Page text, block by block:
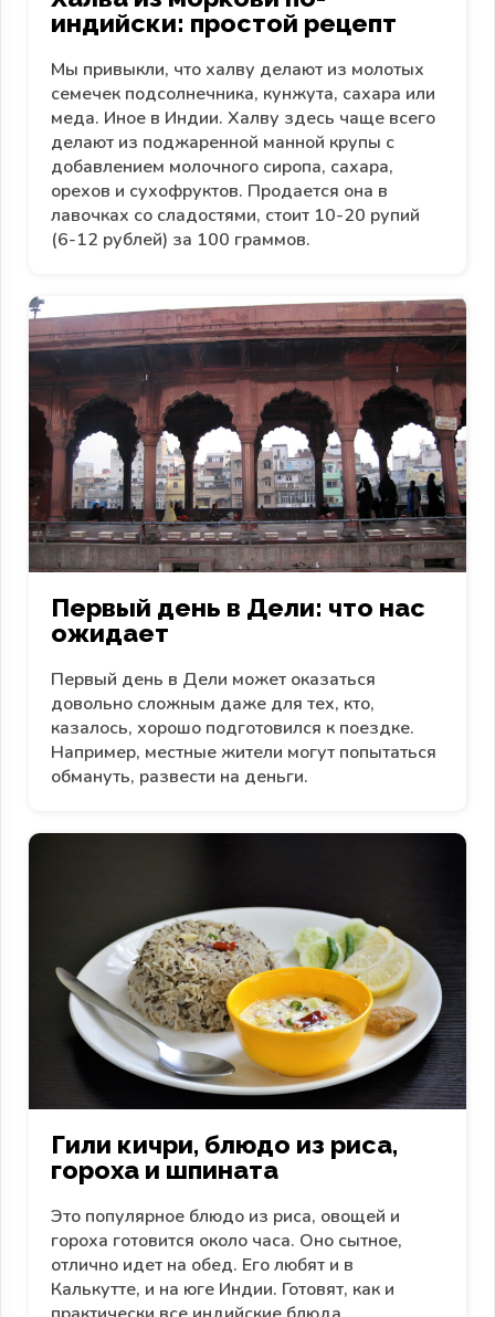
индийски: простой рецепт
Мы привыкли, что халву делают из молотых
семечек подсолнечника, кунжута, сахара или
меда. Иное в Индии. Халву здесь чаще всего
делают из поджаренной манной крупы с
добавлением молочного сиропа, сахара,
орехов и сухофруктов. Продается она в
лавочках со сладостями, стоит 10-20 рупий
(6-12 рублей) за 100 граммов.
Первый день в Дели: что нас
ожидает
Первый день в Дели может оказаться
довольно сложным даже для тех, кто,
казалось, хорошо подготовился к поездке.
Например, местные жители могут попытаться
обмануть, развести на деньги.
Гили кичри, блюдо из риса,
гороха и шпината
Это популярное блюдо из риса, овощей и
гороха готовится около часа. Оно сытное,
отлично идет на обед. Его любят и в
Калькутте, и на юге Индии. Готовят, как и